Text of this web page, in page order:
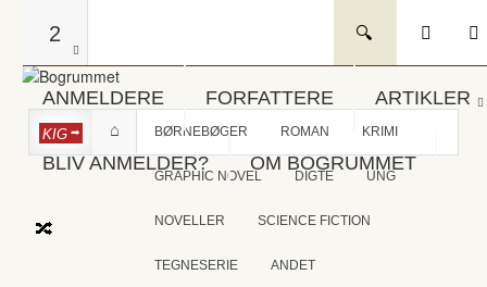
2
ANMELDERE FORFATTERE ARTIKLER
BLIV ANMELDER? OM BOGRUMMET
KIG BØRNEBØGER ROMAN KRIMI
GRAPHIC NOVEL DIGTE UNG
NOVELLER SCIENCE FICTION
TEGNESERIE ANDET